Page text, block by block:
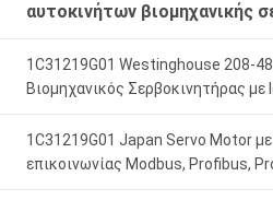
αυτοκινήτων βιομηχανικής
1C31219G01 Westinghouse 208-
Βιομηχανικός Σερβοκινητήρας με
1C31219G01 Japan Servo Motor
επικοινωνίας Modbus, Profibus,